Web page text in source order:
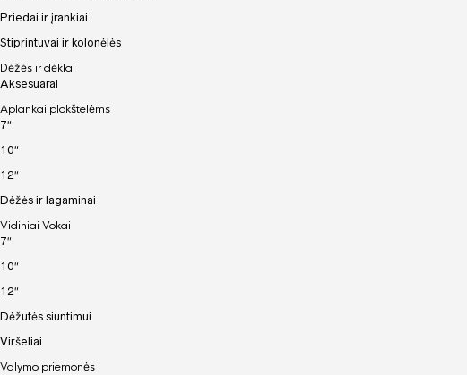
Priedai ir įrankiai
Stiprintuvai ir kolonėlės
Dėžės ir dėklai
Aksesuarai
Aplankai plokštelėms
7″
10″
12″
Dėžės ir lagaminai
Vidiniai Vokai
7″
10″
12″
Dėžutės siuntimui
Viršeliai
Valymo priemonės